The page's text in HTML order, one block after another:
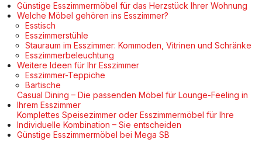
Günstige Esszimmermöbel für das Herzstück Ihrer Wohnung
Welche Möbel gehören ins Esszimmer?
Esstisch
Esszimmerstühle
Stauraum im Esszimmer: Kommoden, Vitrinen und Schränke
Esszimmerbeleuchtung
Weitere Ideen für Ihr Esszimmer
Esszimmer-Teppiche
Bartische
Casual Dining – Die passenden Möbel für Lounge-Feeling in
Ihrem Esszimmer
Komplettes Speisezimmer oder Esszimmermöbel für Ihre
Individuelle Kombination – Sie entscheiden
Günstige Esszimmermöbel bei Mega SB